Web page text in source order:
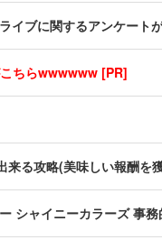
イブに関するアンケート
こちらwwwwww [PR]
来る攻略(美味しい報酬を
シャイニーカラーズ 事